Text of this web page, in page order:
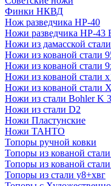
Финки НКВД
Нож разведчика НР-40
Ножи разведчика НР-43
Ножи из дамасской стали
Ножи из кованой стали
Ножи из кованой стали
Ножи из кованой стали
Ножи из кованой стали
Ножи из стали Bohler K
Ножи из стали D2
Ножи Пластунские
Ножи ТАНТО
Топоры ручной ковки
Топоры из кованой
Топоры из кованой
Топоры из стали у8+хвг